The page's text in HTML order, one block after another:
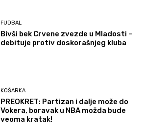
FUDBAL
Bivši bek Crvene zvezde u Mladosti –
debituje protiv doskorašnjeg kluba
KOŠARKA
PREOKRET: Partizan i dalje može do
Vokera, boravak u NBA možda bude
veoma kratak!